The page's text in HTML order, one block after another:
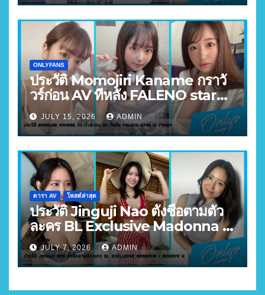
ONLYFANS
ประวัติ Momojiri Kaname กราวั
วร์ก่อน AV ทีหลัง FALENO star
FANZA อันดับ 3
JULY 15, 2026 ADMIN
ดารา AV โพสต์ล่าสุด
ประวัติ Jinguji Nao ตั้งชื่อตามตัว
ละคร BL Exclusive Madonna +
MOODYZ X
JULY 7, 2026 ADMIN